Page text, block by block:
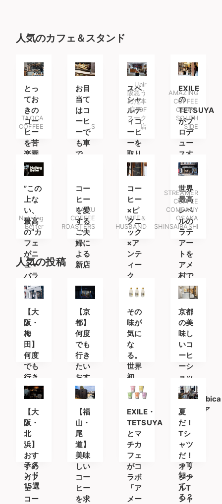
人気のカフェ＆スタンド
とっ
てお
きの
コー
ヒー
を苦
楽園
で
TAOCA
COFFEE
お目
当て
はコ
ーヒ
ーで
も車
で
.S
スペ
シャ
ルテ
ィコ
ーヒ
ーを
取り
扱う
コー
ヒー
専門
店
Unir
阪急う
めだ本
店10F
スーク
店
EXILE
の
TETSUYA
がプ
ロデ
ュー
スす
るコ
ーヒ
ース
タン
ド
AMAZING
COFFEE
OSAKA
SOUTH
SIDE
”この
上な
い、
最高
の”カ
フェ
がニ
ュー
バラ
ンス
原宿
の4
階
に。
Nothing
Better
コー
ヒー
を愛
する
ご夫
婦に
よる
新店
HAIKU
COFFEE
ROASTERS
コー
ヒー
×ピ
クニ
ック
×ア
ンテ
ィー
ク
WIFE＆
HUSBAND
世界
最高
レベ
ルの
ラテ
アー
トを
アメ
村で
STREAMER
COFFEE
COMPANY
OSAKA
SHINSAIBASHI
人気の投稿
【大
阪・
梅
田】
何度
でも
行き
たい
おす
すめ
カフ
ェ＆
コー
ヒー
スタ
ンド
15選
【京
都】
何度
でも
行き
たい
おす
すめ
カフ
ェ＆
コー
ヒー
スタ
ンド
その
味が
気に
な
る。
世界
初
の”透
明な
コー
ヒ
ー”が
登場
京都
の美
味し
いコ
ーヒ
ーシ
ョッ
プ
「%Arabica
Kyoto(ア
ラビ
カキ
ョウ
ト)」
って
知っ
て
る？
【大
阪・
北
浜】
おす
すめ
カフ
ェ・
コー
【福
山・
尾
道】
美味
しい
コー
ヒー
を求
EXILE・
TETSUYA
とマ
チカ
フェ
がコ
ラボ
「ア
メー
夏
だ！
Tシ
ャツ
だ！
オリ
ジナ
ルT
シャ